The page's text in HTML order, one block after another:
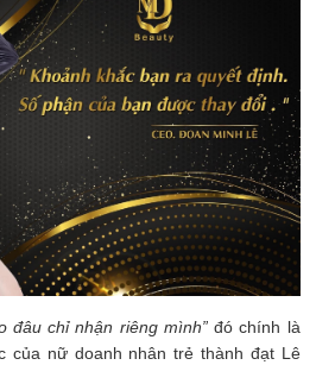
đâu chỉ nhận riêng mình”đó chính là
của nữ doanh nhân trẻ thành đạt Lê